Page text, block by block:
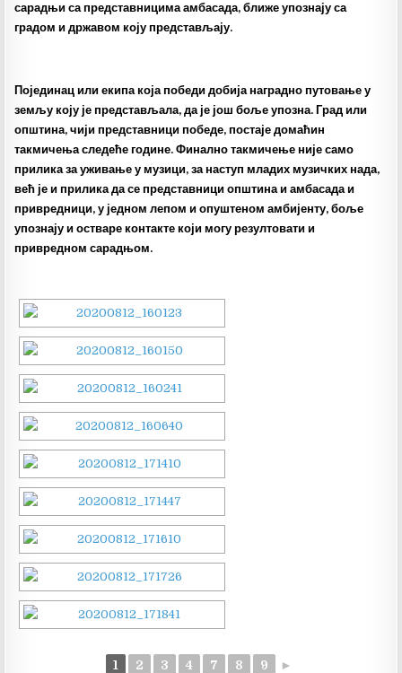
сарадњи са представницима амбасада, ближе упознају са
градом и државом коју представљају.
Појединац или екипа која победи добија наградно путовање у
земљу коју је представљала, да је још боље упозна. Град или
општина, чији представници победе, постаје домаћин
такмичења следеће године. Финално такмичење није само
прилика за уживање у музици, за наступ младих музичких нада,
већ је и прилика да се представници општина и амбасада и
привредници, у једном лепом и опуштеном амбијенту, боље
упознају и остваре контакте који могу резултовати и
привредном сарадњом.
1 2 3 4 7 8 9 ►